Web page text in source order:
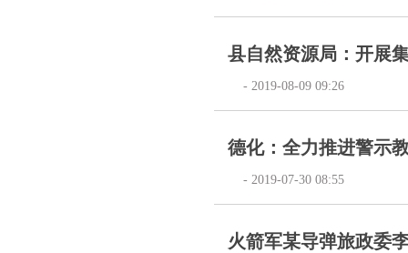
县自然资源局：开展
- 2019-08-09 09:26
德化：全力推进警示
- 2019-07-30 08:55
火箭军某导弹旅政委